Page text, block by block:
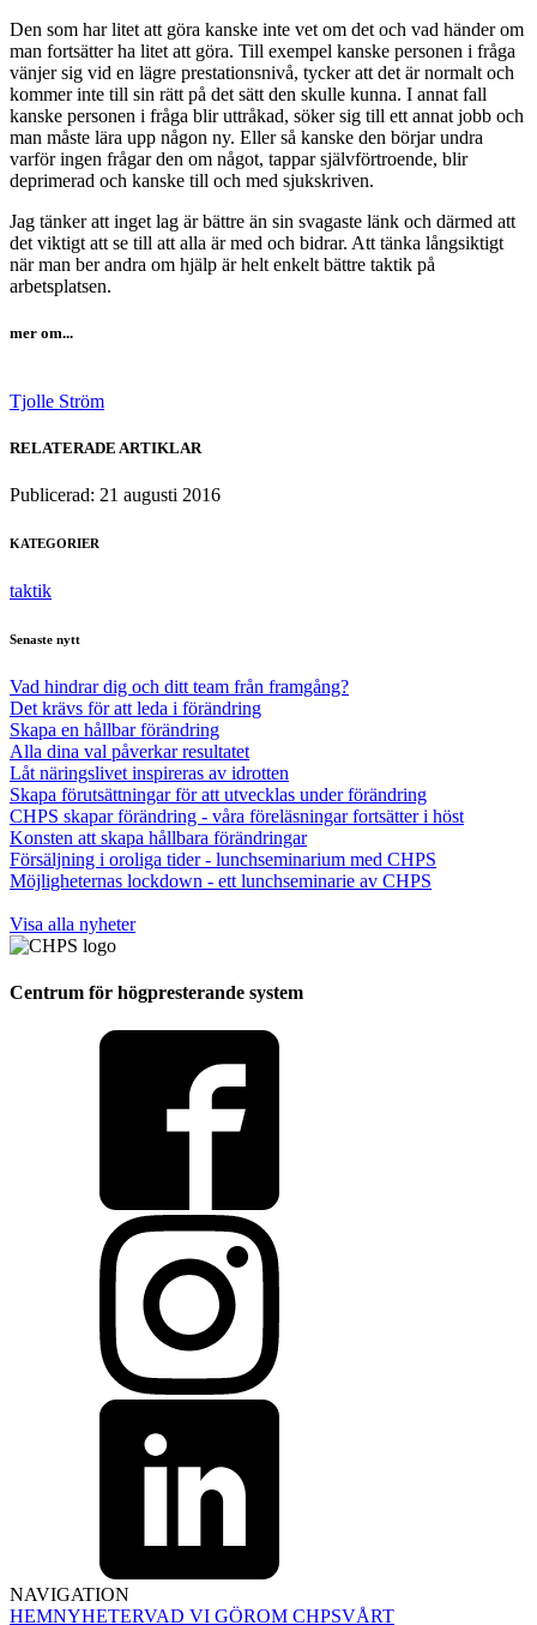
Den som har litet att göra kanske inte vet om det och vad händer om
man fortsätter ha litet att göra. Till exempel kanske personen i fråga
vänjer sig vid en lägre prestationsnivå, tycker att det är normalt och
kommer inte till sin rätt på det sätt den skulle kunna. I annat fall
kanske personen i fråga blir uttråkad, söker sig till ett annat jobb och
man måste lära upp någon ny. Eller så kanske den börjar undra
varför ingen frågar den om något, tappar självförtroende, blir
deprimerad och kanske till och med sjukskriven.
Jag tänker att inget lag är bättre än sin svagaste länk och därmed att
det viktigt att se till att alla är med och bidrar. Att tänka långsiktigt
när man ber andra om hjälp är helt enkelt bättre taktik på
arbetsplatsen.
mer om...
Tjolle Ström
RELATERADE ARTIKLAR
Publicerad: 21 augusti 2016
KATEGORIER
taktik
Senaste nytt
Vad hindrar dig och ditt team från framgång?
Det krävs för att leda i förändring
Skapa en hållbar förändring
Alla dina val påverkar resultatet
Låt näringslivet inspireras av idrotten
Skapa förutsättningar för att utvecklas under förändring
CHPS skapar förändring - våra föreläsningar fortsätter i höst
Konsten att skapa hållbara förändringar
Försäljning i oroliga tider - lunchseminarium med CHPS
Möjligheternas lockdown - ett lunchseminarie av CHPS
Visa alla nyheter
Centrum för högpresterande system
NAVIGATION
HEMNYHETERVAD VI GÖROM CHPSVÅRT